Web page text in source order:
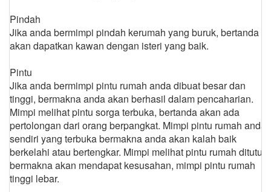
Pindah
Jika anda bermimpi pindah kerumah yang buruk, bertanda
akan dapatkan kawan dengan isteri yang baik.
Pintu
Jika anda bermimpi pintu rumah anda dibuat besar dan
tinggi, bermakna anda akan berhasil dalam pencaharian.
Mimpi melihat pintu sorga terbuka, bertanda akan ada
pertolongan dari orang berpangkat. Mimpi pintu rumah anda
sendiri yang terbuka bermakna anda akan kalah baik
berkelahi atau bertengkar. Mimpi melihat pintu rumah ditutup,
bermakna akan mendapat kesusahan, mimpi pintu rumah
tinggi lebar.